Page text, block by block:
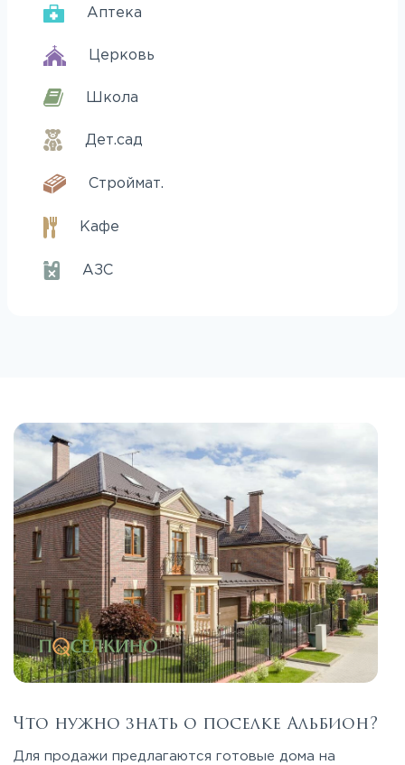
Аптека
Церковь
Школа
Дет.сад
Строймат.
Кафе
АЗС
Что нужно знать о поселке Альбион?
Для продажи предлагаются готовые дома на